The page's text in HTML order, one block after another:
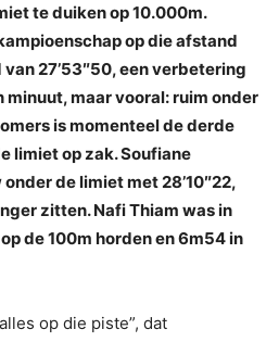
te duiken op 10.000m.
op die afstand
27’53″50, een verbetering
minuut, maar vooral: ruim onder
is momenteel de derde
limiet op zak. Soufiane
de limiet met 28’10″22,
zitten. Nafi Thiam was in
de 100m horden en 6m54 in
op die piste”, dat